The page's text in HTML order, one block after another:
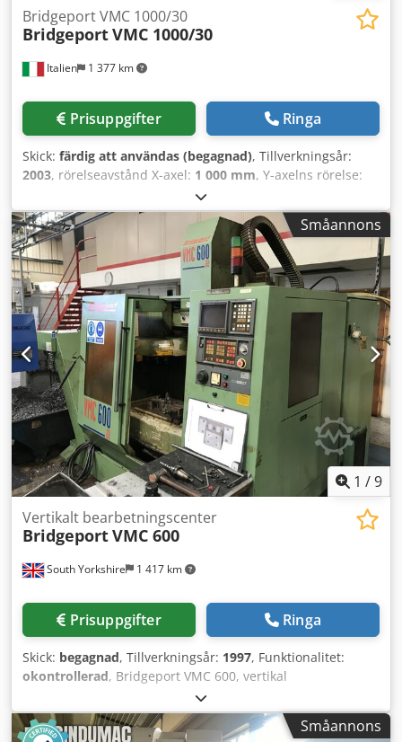
Italien 1 377 km
Bridgeport VMC 1000/30
BridgeportVMC 1000/30
Prisuppgifter Ringa
Skick: färdig att användas (begagnad), Tillverkningsår:
2003, rörelseavstånd X-axel: 1 000 mm, Y-axelns rörelse:
, rörelseavstånd Z-axel:
HEIDENHAIN, kontrollermodell:426, spindelhastighet
(max):6 000 varv/min , antal axlar: 4, Denna 4-axliga
Bridgeport VMC 1000/30 tillverkades år 2003. Den har ett
X-axelslag på 1000 mm, ett Y-axelslag på 300 mm och ett Z-
axelslag på 500 mm. Maskinen är utrustad med ett
verktygsmagasin för 30 verktyg och en BT40-
spindelhållare, vilket garanterar effektiv drift. Om du är
ute efter högkvalitativa bearbetningsmöjligheter bör du
överväga det vertikala bearbetningscentret Bridgeport
VMC 1000/30 som vi har till salu. Kontakta oss för mer
information. Dwodpfxozkh I Us Apbja • Verktygskon: BT40 •
Antal verktygsfack: 30 • Spåntransportör: Komplett med
spåntransportör
Småannons
1 /9
South Yorkshire 1 417 km
Vertikalt bearbetningscenter
BridgeportVMC 600
Prisuppgifter Ringa
Skick: begagnad, Tillverkningsår: 1997, Funktionalitet:
okontrollerad, Bridgeport VMC 600, vertikal
bearbetningscenter Dedpfezmaf Rox Apbswa Årsmodell
(1997) Utrustad med GE Fanuc Series O-M-styrning, 22
verktygsbytare, Cromar-spåntransportör.
Småannons